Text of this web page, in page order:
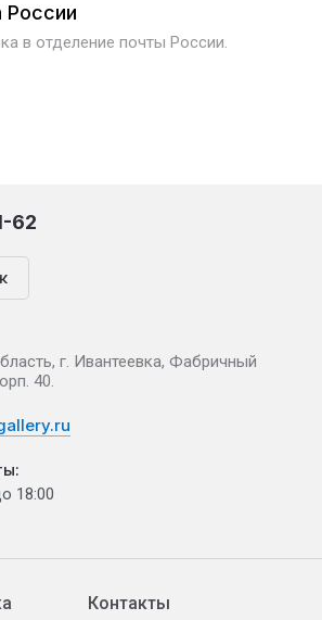
России
в отделение почты России.
62
г. Ивантеевка, Фабричный
40.
18:00
Контакты